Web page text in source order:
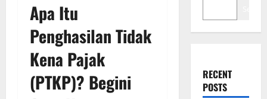
Apa Itu
Penghasilan Tidak
Kena Pajak
(PTKP)? Begini
RECENT
POSTS